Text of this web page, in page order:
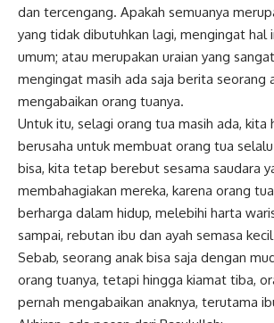
dan tercengang. Apakah semuanya
yang tidak dibutuhkan lagi, mengingat hal
umum; atau merupakan uraian yang
mengingat masih ada saja berita seorang
mengabaikan orang tuanya.
Untuk itu, selagi orang tua masih ada, kita
berusaha untuk membuat orang tua
bisa, kita tetap berebut sesama saudara
membahagiakan mereka, karena orang
berharga dalam hidup, melebihi harta
sampai, rebutan ibu dan ayah semasa
Sebab, seorang anak bisa saja dengan
orang tuanya, tetapi hingga kiamat tiba,
pernah mengabaikan anaknya, terutama